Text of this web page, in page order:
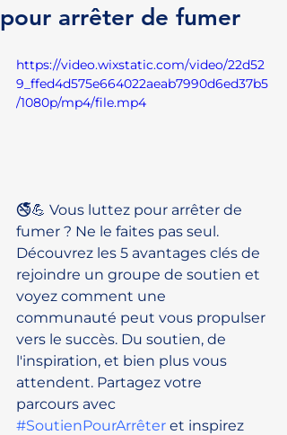
pour arrêter de fumer
https://video.wixstatic.com/video/22d52
9_ffed4d575e664022aeab7990d6ed37b5
/1080p/mp4/file.mp4
🚭💪 Vous luttez pour arrêter de
fumer ? Ne le faites pas seul.
Découvrez les 5 avantages clés de
rejoindre un groupe de soutien et
voyez comment une
communauté peut vous propulser
vers le succès. Du soutien, de
l'inspiration, et bien plus vous
attendent. Partagez votre
parcours avec
#SoutienPourArrêter et inspirez